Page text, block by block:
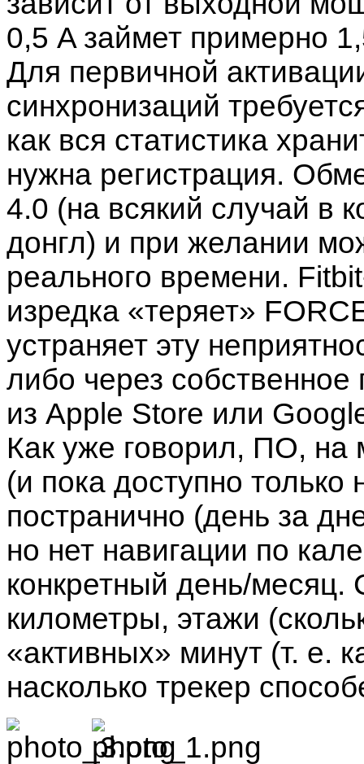
0,5 A займет примерно
Для первичной
синхронизаций
как вся статистика
нужна регистрация.
4.0 (на всякий случай в
донгл) и при желании
реального времени.
изредка «теряет»
устраняет эту
либо через
из Apple Store или
Как уже говорил, ПО, на
(и пока доступно
постранично (день за
но нет навигации по
конкретный день/месяц.
километры, этажи
«активных» минут (т. е.
насколько трекер